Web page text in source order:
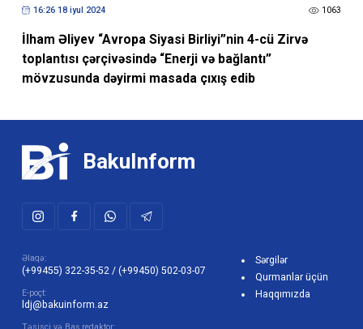
16:26 18 iyul 2024 1063
İlham Əliyev “Avropa Siyasi Birliyi”nin 4-cü Zirvə
toplantısı çərçivəsində “Enerji və bağlantı”
mövzusunda dəyirmi masada çıxış edib
BakuInform
Əlaqə:
(+99455) 322-35-52 / (+99450) 502-03-07
E-poçt:
ldj@bakuinform.az
Sərgilər
Qurmanlar üçün
Haqqımızda